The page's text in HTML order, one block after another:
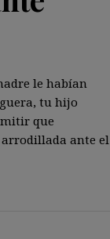
le habían
tu hijo
que
arrodillada ante el